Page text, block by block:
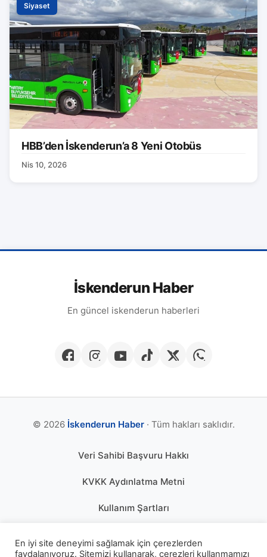
Siyaset
HBB’den İskenderun’a 8 Yeni Otobüs
Nis 10, 2026
İskenderun Haber
En güncel iskenderun haberleri
© 2026 İskenderun Haber· Tüm hakları saklıdır.
Veri Sahibi Başvuru Hakkı
KVKK Aydınlatma Metni
Kullanım Şartları
En iyi site deneyimi sağlamak için çerezlerden
faydalanıyoruz. Sitemizi kullanarak, çerezleri kullanmamızı